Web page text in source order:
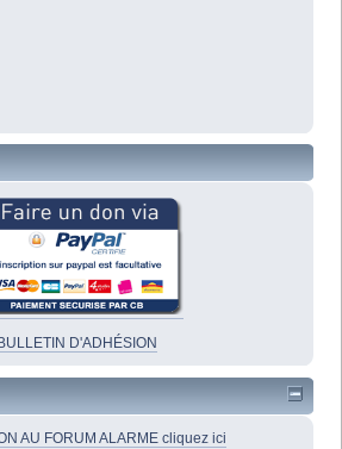
BULLETIN D'ADHÉSION
AU FORUM ALARME cliquez ici